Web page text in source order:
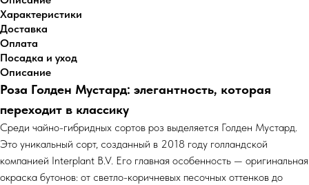
Характеристики
Доставка
Оплата
Посадка и уход
Описание
Роза Голден Мустард: элегантность, которая
переходит в классику
Среди чайно-гибридных сортов роз выделяется Голден Мустард.
Это уникальный сорт, созданный в 2018 году голландской
компанией Interplant B.V. Его главная особенность — оригинальная
окраска бутонов: от светло-коричневых песочных оттенков до